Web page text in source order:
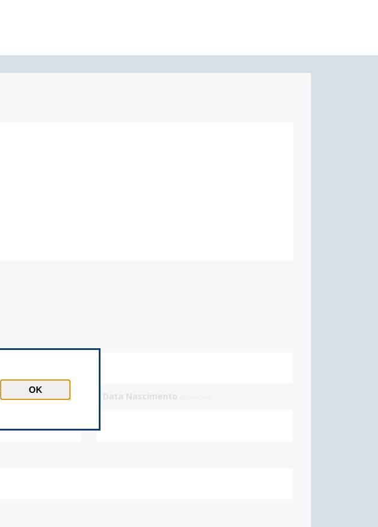
* Data Nascimento